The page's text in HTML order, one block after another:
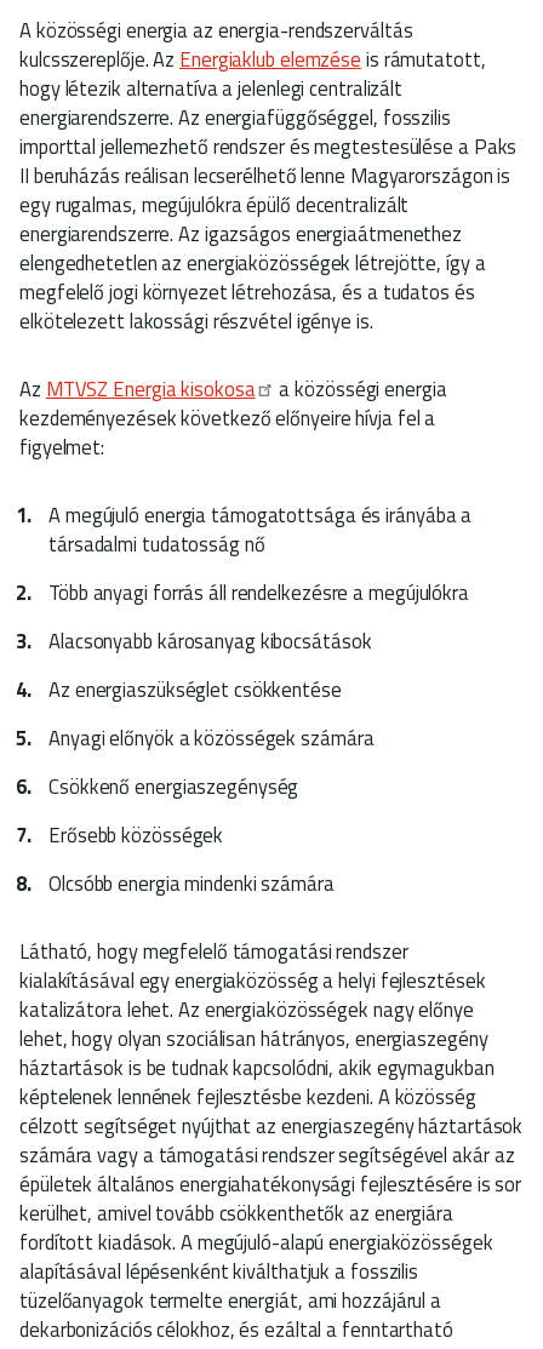
A közösségi energia az energia-rendszerváltás
kulcsszereplője. Az Energiaklub elemzése is rámutatott,
hogy létezik alternatíva a jelenlegi centralizált
energiarendszerre. Az energiafüggőséggel, fosszilis
importtal jellemezhető rendszer és megtestesülése a Paks
II beruházás reálisan lecserélhető lenne Magyarországon is
egy rugalmas, megújulókra épülő decentralizált
energiarendszerre. Az igazságos energiaátmenethez
elengedhetetlen az energiaközösségek létrejötte, így a
megfelelő jogi környezet létrehozása, és a tudatos és
elkötelezett lakossági részvétel igénye is.
Az MTVSZ Energia kisokosa
a közösségi energia
kezdeményezések következő előnyeire hívja fel a
figyelmet:
A megújuló energia támogatottsága és irányába a
társadalmi tudatosság nő
Több anyagi forrás áll rendelkezésre a megújulókra
Alacsonyabb károsanyag kibocsátások
Az energiaszükséglet csökkentése
Anyagi előnyök a közösségek számára
Csökkenő energiaszegénység
Erősebb közösségek
Olcsóbb energia mindenki számára
Látható, hogy megfelelő támogatási rendszer
kialakításával egy energiaközösség a helyi fejlesztések
katalizátora lehet. Az energiaközösségek nagy előnye
lehet, hogy olyan szociálisan hátrányos, energiaszegény
háztartások is be tudnak kapcsolódni, akik egymagukban
képtelenek lennének fejlesztésbe kezdeni. A közösség
célzott segítséget nyújthat az energiaszegény háztartások
számára vagy a támogatási rendszer segítségével akár az
épületek általános energiahatékonysági fejlesztésére is sor
kerülhet, amivel tovább csökkenthetők az energiára
fordított kiadások. A megújuló-alapú energiaközösségek
alapításával lépésenként kiválthatjuk a fosszilis
tüzelőanyagok termelte energiát, ami hozzájárul a
dekarbonizációs célokhoz, és ezáltal a fenntartható